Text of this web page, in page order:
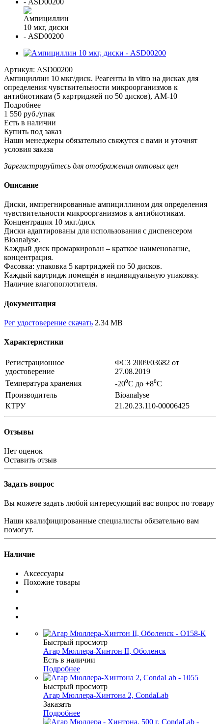
Артикул: ASD00200
Ампициллин 10 мкг/диск. Реагенты in vitro на дисках для
определения чувствительности микроорганизмов к
антибиотикам (5 картриджей по 50 дисков), AM-10
Подробнее
1 550 руб./упак
Есть в наличии
Купить под заказ
Наши менеджеры обязательно свяжутся с вами и уточнят
условия заказа
Зарегистрируйтесь для отображения оптовых цен
Описание
Диски, импрегнированные ампициллином для определения
чувствительности микроорганизмов к антибиотикам.
Концентрация 10 мкг./диск
Диски адаптированы для использования с диспенсером
Bioanalyse.
Каждый диск промаркирован – краткое наименование,
концентрация.
Фасовка: упаковка 5 картриджей по 50 дисков.
Каждый картридж помещён в индивидуальную упаковку.
Наличие влагопоглотителя.
Документация
Рег удостоверение скачать 2.34 MB
Характеристики
Регистрационное
удостоверение
ФСЗ 2009/03682 от
27.08.2019
Температура хранения
-20⁰С до +8⁰С
Производитель
Bioanalyse
КТРУ
21.20.23.110-00006425
Отзывы
Нет оценок
Оставить отзыв
Задать вопрос
Вы можете задать любой интересующий вас вопрос по товару
Наши квалифицированные специалисты обязательно вам
помогут.
Наличие
Аксессуары
Похожие товары
Быстрый просмотр
Агар Мюллера-Хинтон II, Оболенск
Есть в наличии
Подробнее
Быстрый просмотр
Агар Мюллера-Хинтона 2, CondaLab
Заказать
Подробнее